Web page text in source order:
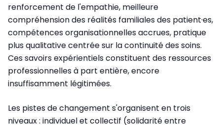
renforcement de l'empathie, meilleure
compréhension des réalités familiales des patient·es,
compétences organisationnelles accrues, pratique
plus qualitative centrée sur la continuité des soins.
Ces savoirs expérientiels constituent des ressources
professionnelles à part entière, encore
insuffisamment légitimées.
Les pistes de changement s'organisent en trois
niveaux : individuel et collectif (solidarité entre